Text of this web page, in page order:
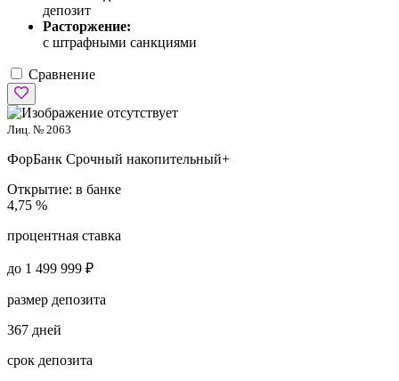
депозит
Расторжение:
с штрафными санкциями
Сравнение
Лиц. № 2063
ФорБанк Срочный накопительный+
Открытие: в банке
4,75 %
процентная ставка
до 1 499 999 ₽
размер депозита
367 дней
срок депозита